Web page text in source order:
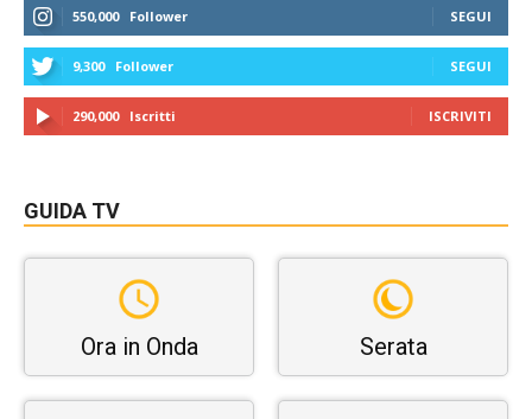
550,000 Follower SEGUI
9,300 Follower SEGUI
290,000 Iscritti ISCRIVITI
GUIDA TV
Ora in Onda Serata